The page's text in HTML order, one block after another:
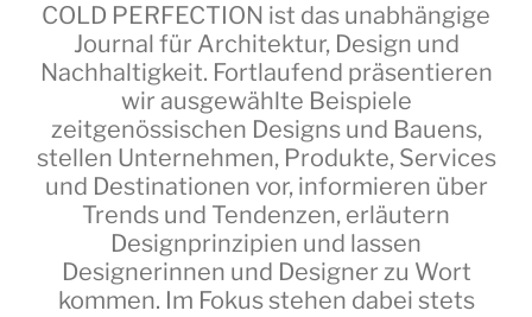
COLD PERFECTION ist das unabhängige
Journal für Architektur, Design und
Nachhaltigkeit. Fortlaufend präsentieren
wir ausgewählte Beispiele
zeitgenössischen Designs und Bauens,
stellen Unternehmen, Produkte, Services
und Destinationen vor, informieren über
Trends und Tendenzen, erläutern
Designprinzipien und lassen
Designerinnen und Designer zu Wort
kommen. Im Fokus stehen dabei stets